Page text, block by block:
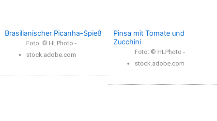
Brasilianischer Picanha-Spieß
Foto: © HLPhoto -
stock.adobe.com
Pinsa mit Tomate und
Zucchini
Foto: © HLPhoto -
stock.adobe.com